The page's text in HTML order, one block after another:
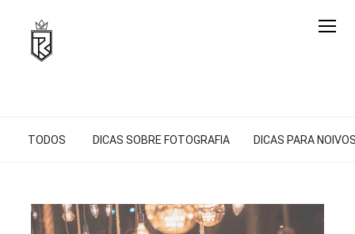
TODOS DICAS SOBRE FOTOGRAFIA DICAS PARA